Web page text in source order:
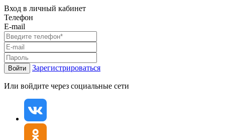
Вход в личный кабинет
Телефон
E-mail
Войти Зарегистрироваться
Или войдите через социальные сети